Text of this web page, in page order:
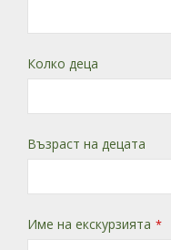
Колко деца
Възраст на децата
Име на екскурзията *